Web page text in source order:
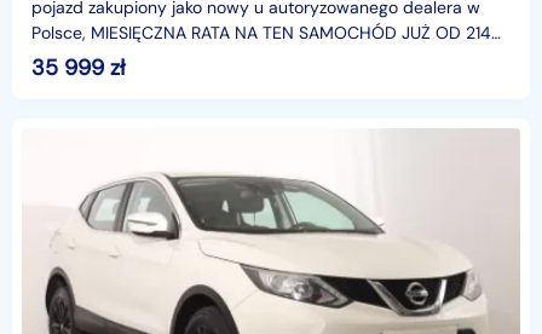
pojazd zakupiony jako nowy u autoryzowanego dealera w
Polsce, MIESIĘCZNA RATA NA TEN SAMOCHÓD JUŻ OD 214
PLN*Podana w ogłoszeniu lokalizacja pojazdu jest aktua
35 999 zł